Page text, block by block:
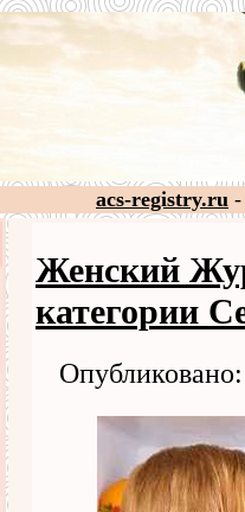
acs-registry.ru -
Женский
категории